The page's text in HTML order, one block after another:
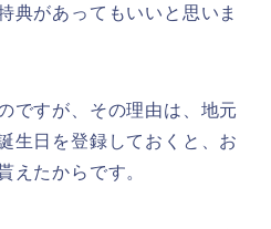
典があってもいいと思いま
ですが、その理由は、地元
生日を登録しておくと、お
えたからです。